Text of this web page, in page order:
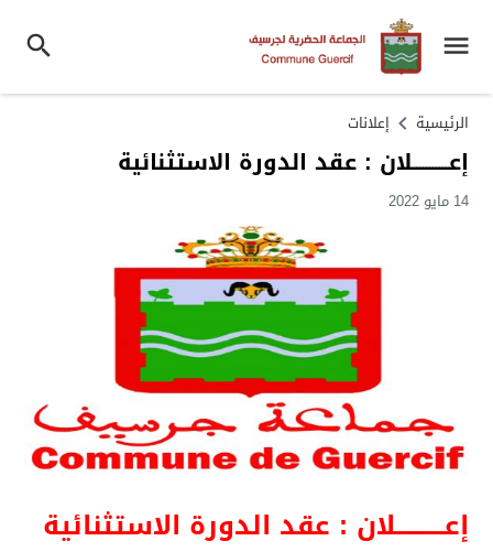
الرئيسية إعلانات
إعـــــــــــلان : عقد الدورة الاستثنائية
14 مايو 2022
إعـــــــــــلان : عقد الدورة الاستثنائية